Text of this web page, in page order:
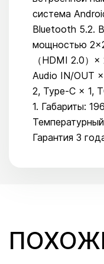
система
Bluetooth 5.2.
мощностью
（HDMI 2.0）
Audio IN/OUT
2, Type-C × 1,
1. Габариты:
Гарантия 3